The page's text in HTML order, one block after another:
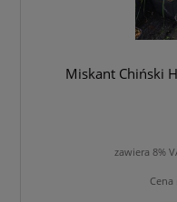
Miskant Chiński
zawiera 8%